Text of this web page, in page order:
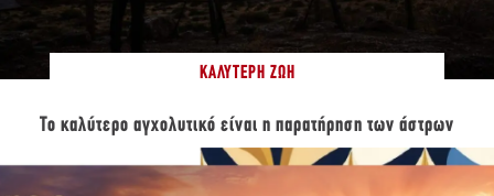
ΚΑΛΎΤΕΡΗ ΖΩΉ
Το καλύτερο αγχολυτικό είναι η παρατήρηση των άστρων